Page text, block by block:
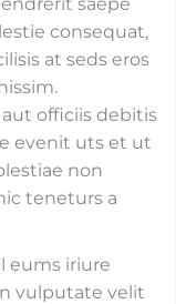
consequat,
at seds eros
officiis debitis
evenit uts et ut
non
teneturs a
eums iriure
vulputate velit